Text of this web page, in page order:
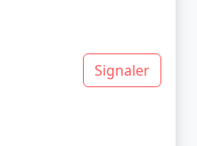
Signaler